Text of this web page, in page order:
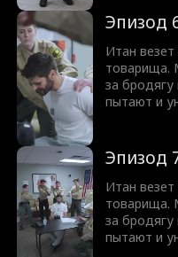
предела. И
ФБР!
— герой
Эпизод
Итан
товарища.
за
пытают и
предела. И
ФБР!
— герой
Эпизод
Итан
товарища.
за
пытают и